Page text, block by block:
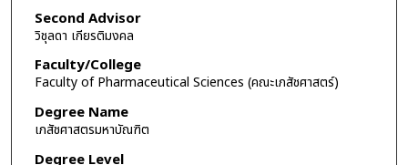
Second Advisor
วิชุลดา เกียรติมงคล
Faculty/College
Faculty of Pharmaceutical Sciences (คณะเภสัชศาสตร์)
Degree Name
เภสัชศาสตรมหาบัณฑิต
Degree Level